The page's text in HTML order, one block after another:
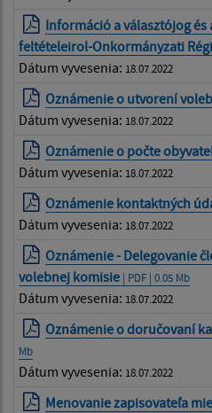
Információ a választójog és
feltételeirol-Onkormányzati
Dátum vyvesenia: 18.07.2022
Oznámenie o utvorení
Dátum vyvesenia: 18.07.2022
Oznámenie o počte
Dátum vyvesenia: 18.07.2022
Oznámenie kontaktných
Dátum vyvesenia: 18.07.2022
Oznámenie - Delegovanie
volebnej komisie | PDF | 0.05 Mb
Dátum vyvesenia: 18.07.2022
Oznámenie o doručovaní
Mb
Dátum vyvesenia: 18.07.2022
Menovanie zapisovateľa